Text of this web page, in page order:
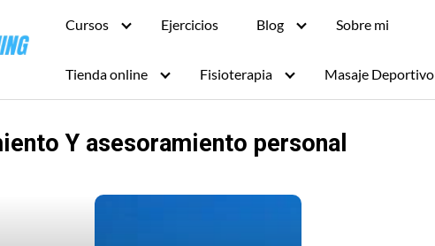
Cursos Ejercicios Blog Sobre mi
Tienda online Fisioterapia Masaje Deportivo
Y asesoramiento personal